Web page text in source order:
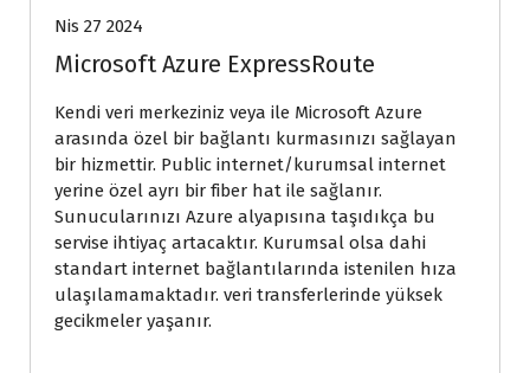
Nis 27 2024
Microsoft Azure ExpressRoute
Kendi veri merkeziniz veya ile Microsoft Azure
arasında özel bir bağlantı kurmasınızı sağlayan
bir hizmettir. Public internet/kurumsal internet
yerine özel ayrı bir fiber hat ile sağlanır.
Sunucularınızı Azure alyapısına taşıdıkça bu
servise ihtiyaç artacaktır. Kurumsal olsa dahi
standart internet bağlantılarında istenilen hıza
ulaşılamamaktadır. veri transferlerinde yüksek
gecikmeler yaşanır.